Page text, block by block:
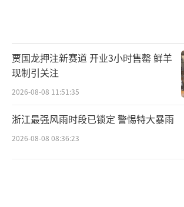
贾国龙押注新赛道 开业3小时售罄 鲜羊
现制引关注
2026-08-08 11:51:35
浙江最强风雨时段已锁定 警惕特大暴雨
2026-08-08 08:36:23